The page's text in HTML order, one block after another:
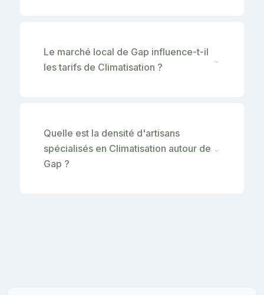
Le marché local de Gap influence-t-il
les tarifs de Climatisation ?
⌄
Quelle est la densité d'artisans
spécialisés en Climatisation autour de
Gap ?
⌄